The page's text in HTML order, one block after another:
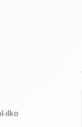
ilko